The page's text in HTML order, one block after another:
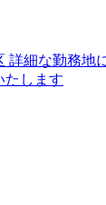
詳細な勤務地
たします